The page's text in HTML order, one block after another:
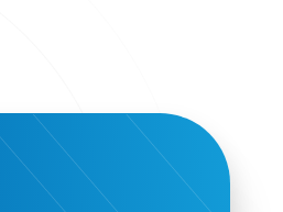
Amirandes Grecotel Boutique Resort
Angela Gerekou
Applications
Archimedes Center
Artificial Intelligence